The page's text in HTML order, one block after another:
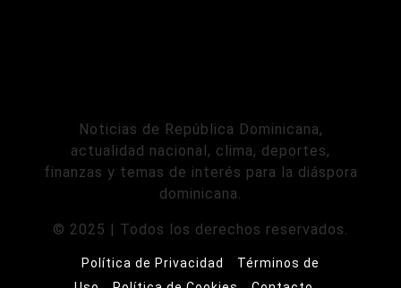
Noticias de República Dominicana,
actualidad nacional, clima, deportes,
finanzas y temas de interés para la diáspora
dominicana.
© 2025 | Todos los derechos reservados.
Política de Privacidad
Términos de